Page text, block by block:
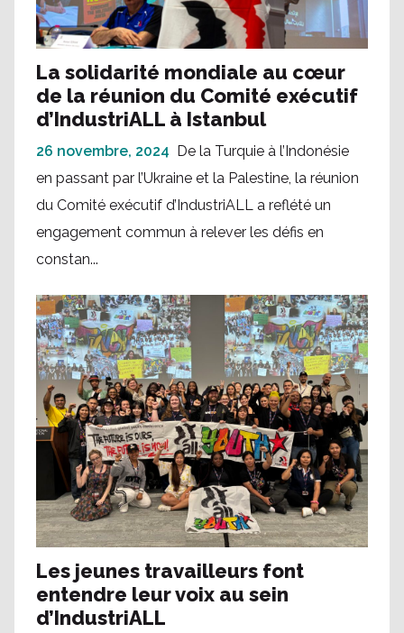
La solidarité mondiale au cœur
de la réunion du Comité exécutif
d’IndustriALL à Istanbul
26 novembre, 2024
De la Turquie à l’Indonésie
en passant par l’Ukraine et la Palestine, la réunion
du Comité exécutif d’IndustriALL a reflété un
engagement commun à relever les défis en
constan...
Les jeunes travailleurs font
entendre leur voix au sein
d’IndustriALL